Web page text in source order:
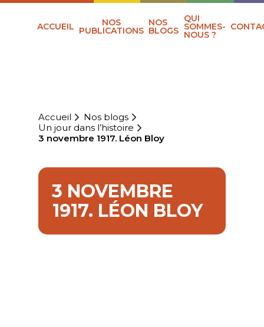
ACCUEIL NOS
PUBLICATIONS
NOS
BLOGS
QUI
SOMMES-
NOUS ?
Accueil
Nos blogs
Un jour dans l’histoire
3 novembre 1917. Léon Bloy
3 NOVEMBRE
1917. LÉON BLOY